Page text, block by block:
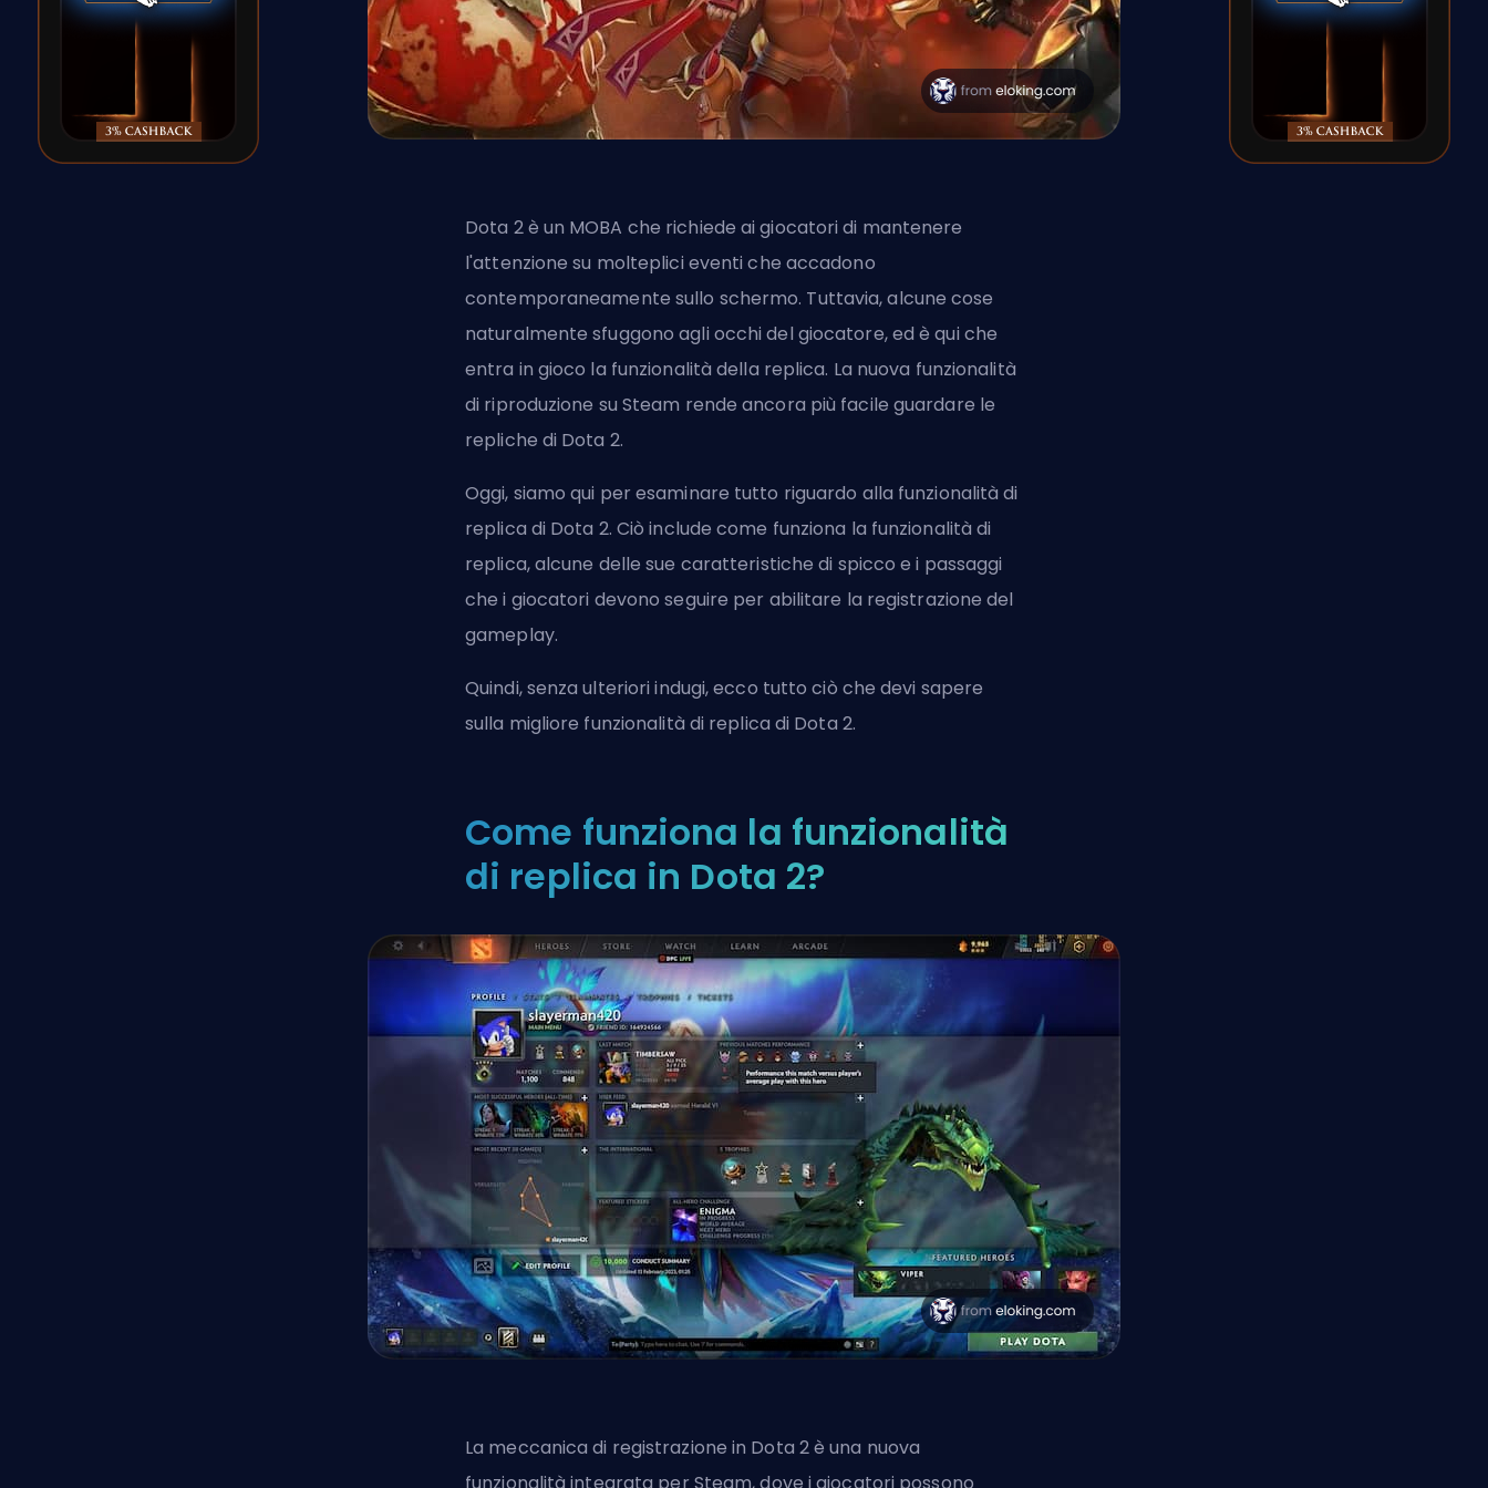
Dota 2 è un MOBA che richiede ai giocatori di mantenere
l'attenzione su molteplici eventi che accadono
contemporaneamente sullo schermo. Tuttavia, alcune cose
naturalmente sfuggono agli occhi del giocatore, ed è qui che
entra in gioco la funzionalità della replica. La nuova funzionalità
di riproduzione su Steam rende ancora più facile guardare le
repliche di Dota 2.
Oggi, siamo qui per esaminare tutto riguardo alla funzionalità di
replica di Dota 2. Ciò include come funziona la funzionalità di
replica, alcune delle sue caratteristiche di spicco e i passaggi
che i giocatori devono seguire per abilitare la registrazione del
gameplay.
Quindi, senza ulteriori indugi, ecco tutto ciò che devi sapere
sulla migliore funzionalità di replica di Dota 2.
Come funziona la funzionalità
di replica in Dota 2?
La meccanica di registrazione in Dota 2 è una nuova